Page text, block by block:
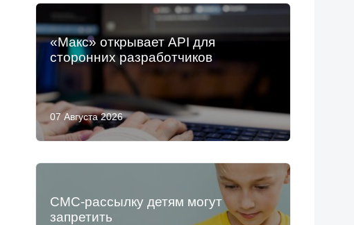
07 Августа 2026
«Макс» открывает API для
сторонних разработчиков
СМС-рассылку детям могут
запретить